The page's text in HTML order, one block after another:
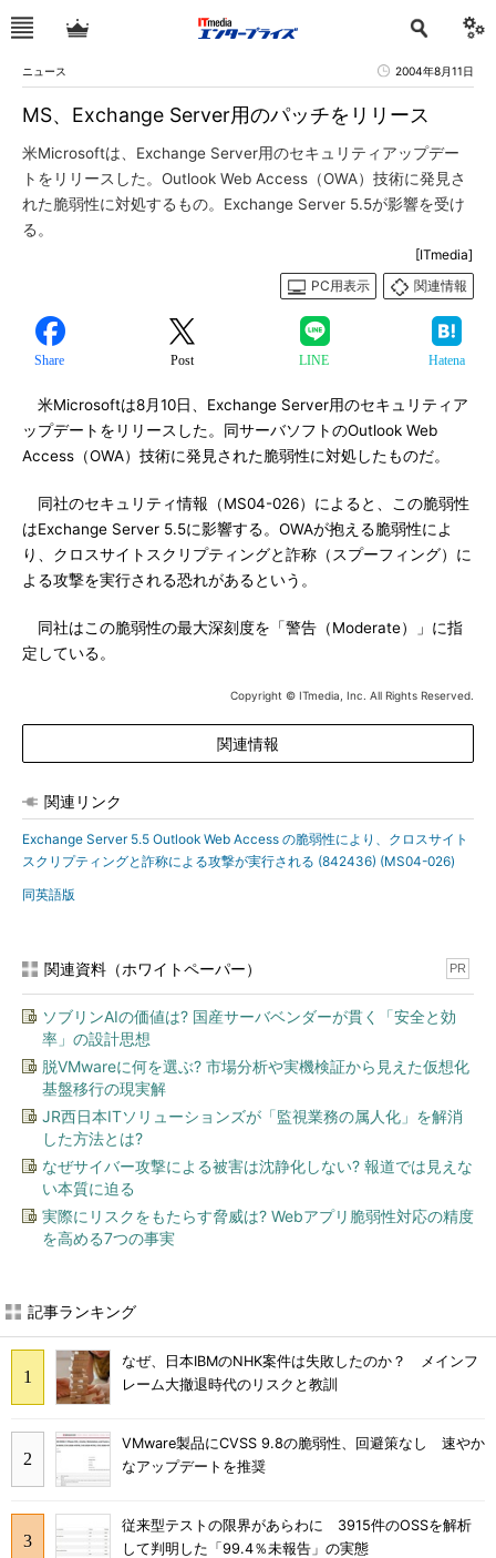
ニュース 2004年8月11日
MS、Exchange Server用のパッチをリリース
米Microsoftは、Exchange Server用のセキュリティアップデー
トをリリースした。Outlook Web Access（OWA）技術に発見さ
れた脆弱性に対処するもの。Exchange Server 5.5が影響を受け
る。
[ITmedia]
PC用表示
関連情報
Share Post LINE Hatena
米Microsoftは8月10日、Exchange Server用のセキュリティア
ップデートをリリースした。同サーバソフトのOutlook Web
Access（OWA）技術に発見された脆弱性に対処したものだ。
同社のセキュリティ情報（MS04-026）によると、この脆弱性
はExchange Server 5.5に影響する。OWAが抱える脆弱性によ
り、クロスサイトスクリプティングと詐称（スプーフィング）に
よる攻撃を実行される恐れがあるという。
同社はこの脆弱性の最大深刻度を「警告（Moderate）」に指
定している。
Copyright © ITmedia, Inc. All Rights Reserved.
関連情報
関連リンク
Exchange Server 5.5 Outlook Web Access の脆弱性により、クロスサイト
スクリプティングと詐称による攻撃が実行される (842436) (MS04-026)
同英語版
関連資料（ホワイトペーパー） PR
ソブリンAIの価値は? 国産サーバベンダーが貫く「安全と効
率」の設計思想
脱VMwareに何を選ぶ? 市場分析や実機検証から見えた仮想化
基盤移行の現実解
JR西日本ITソリューションズが「監視業務の属人化」を解消
した方法とは?
なぜサイバー攻撃による被害は沈静化しない? 報道では見えな
い本質に迫る
実際にリスクをもたらす脅威は? Webアプリ脆弱性対応の精度
を高める7つの事実
記事ランキング
なぜ、日本IBMのNHK案件は失敗したのか？ メインフ
レーム大撤退時代のリスクと教訓
VMware製品にCVSS 9.8の脆弱性、回避策なし 速やか
なアップデートを推奨
従来型テストの限界があらわに 3915件のOSSを解析
して判明した「99.4％未報告」の実態